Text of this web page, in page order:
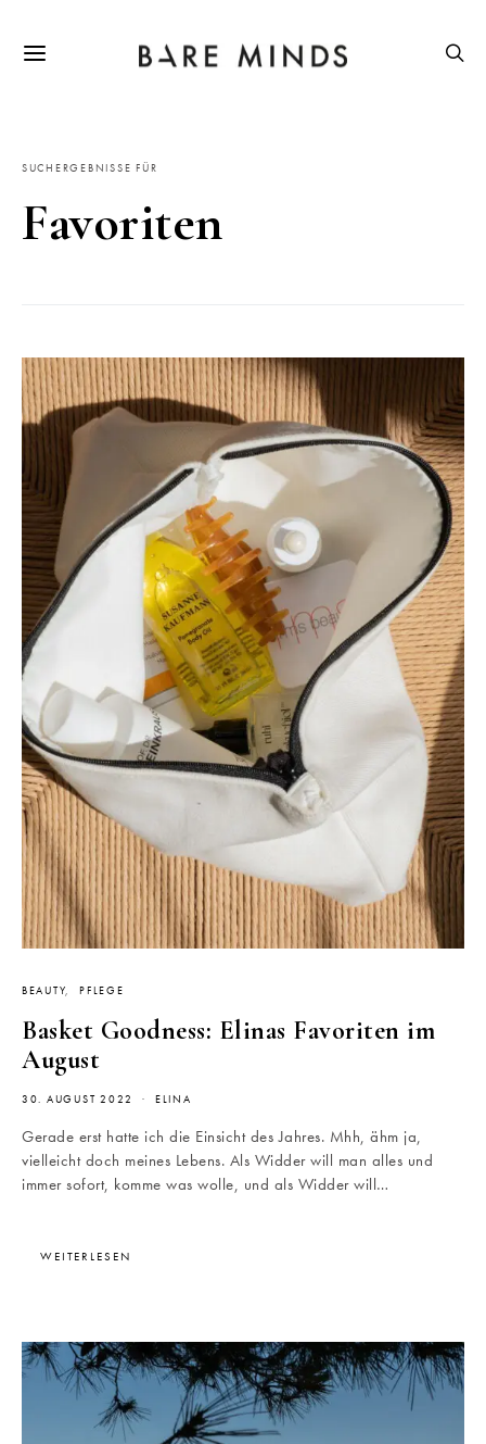
SUCHERGEBNISSE FÜR
Favoriten
BEAUTY PFLEGE
Basket Goodness: Elinas Favoriten im
August
30. AUGUST 2022 ELINA
Gerade erst hatte ich die Einsicht des Jahres. Mhh, ähm ja,
vielleicht doch meines Lebens. Als Widder will man alles und
immer sofort, komme was wolle, und als Widder will…
WEITERLESEN